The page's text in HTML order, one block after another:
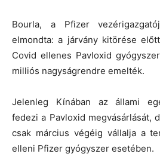
Bourla, a Pfizer
elmondta: a járvány kitörése
Covid ellenes Pavloxid
milliós nagyságrendre emelték.
Jelenleg Kínában az állami
fedezi a Pavloxid megvásárlását,
csak március végéig vállalja a
elleni Pfizer gyógyszer esetében.